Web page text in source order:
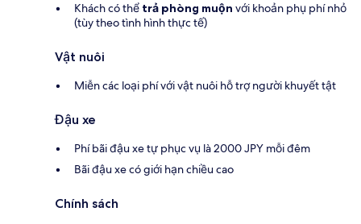
Khách có thể trả phòng muộn với khoản phụ phí nhỏ
(tùy theo tình hình thực tế)
Vật nuôi
Miễn các loại phí với vật nuôi hỗ trợ người khuyết tật
Đậu xe
Phí bãi đậu xe tự phục vụ là 2000 JPY mỗi đêm
Bãi đậu xe có giới hạn chiều cao
Chính sách